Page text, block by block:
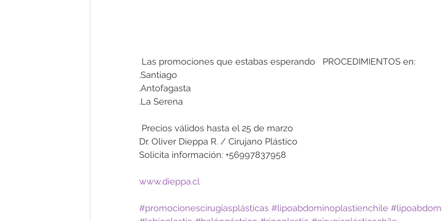
Las promociones que estabas esperando   PROCEDIMIENTOS en:
.Santiago
.Antofagasta
.La Serena
Precios válidos hasta el 25 de marzo
Dr. Oliver Dieppa R. / Cirujano Plástico
Solicita información: +56997837958
www.dieppa.cl
#promocionescirugíasplásticas #lipoabdominoplastienchile